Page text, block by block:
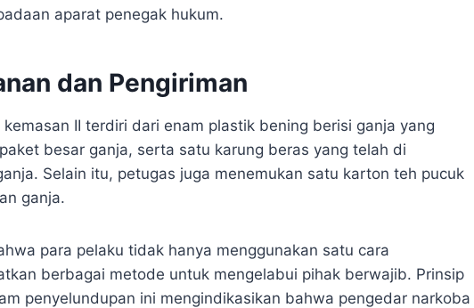
aparat penegak hukum.
dan Pengiriman
II terdiri dari enam plastik bening berisi ganja yang
besar ganja, serta satu karung beras yang telah di
Selain itu, petugas juga menemukan satu karton teh pucuk
ganja.
para pelaku tidak hanya menggunakan satu cara
berbagai metode untuk mengelabui pihak berwajib. Prinsip
penyelundupan ini mengindikasikan bahwa pengedar narkoba